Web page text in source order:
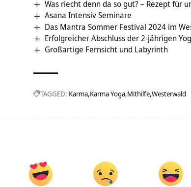
Was riecht denn da so gut? – Rezept für
Asana Intensiv Seminare
Das Mantra Sommer Festival 2024 im
Erfolgreicher Abschluss der 2-jährigen
Großartige Fernsicht und Labyrinth
TAGGED: Karma Karma Yoga Mithilfe Westerwald